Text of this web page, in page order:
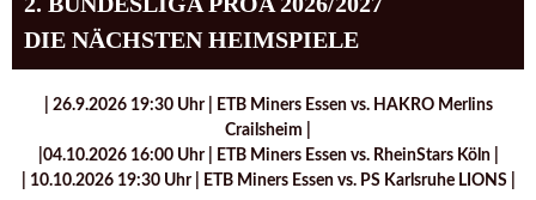
DIE NÄCHSTEN HEIMSPIELE
| 26.9.2026 19:30 Uhr | ETB Miners Essen vs. HAKRO Merlins
Crailsheim |
|04.10.2026 16:00 Uhr | ETB Miners Essen vs. RheinStars Köln |
| 10.10.2026 19:30 Uhr | ETB Miners Essen vs. PS Karlsruhe LIONS |